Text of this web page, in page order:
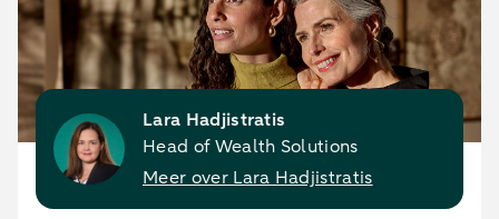
Lara Hadjistratis
Head of Wealth Solutions
Meer over Lara Hadjistratis